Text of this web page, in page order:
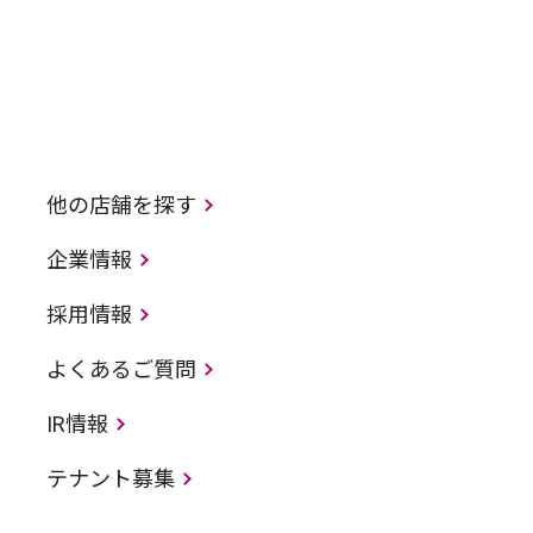
他の店舗を探す
企業情報
採用情報
よくあるご質問
IR情報
テナント募集